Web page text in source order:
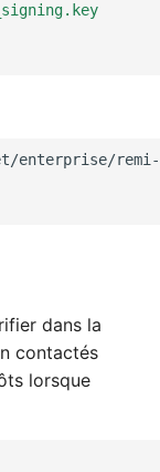
enterprise/
dans la
contactés
lorsque